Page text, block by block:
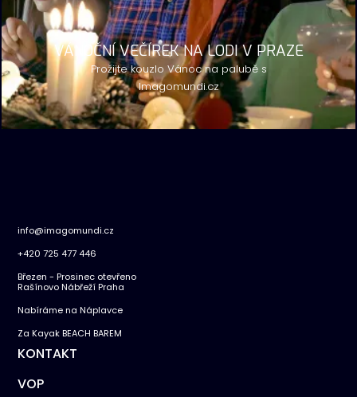
VÁNOČNÍ VEČÍREK NA LODI V PRAZE
Prožijte kouzlo Vánoc na palubě s
Imagomundi.cz
info@imagomundi.cz
+420 725 477 446
Březen - Prosinec otevřeno
Rašínovo Nábřeží Praha
Nabíráme na Náplavce
Za Kayak BEACH BAREM
KONTAKT
VOP